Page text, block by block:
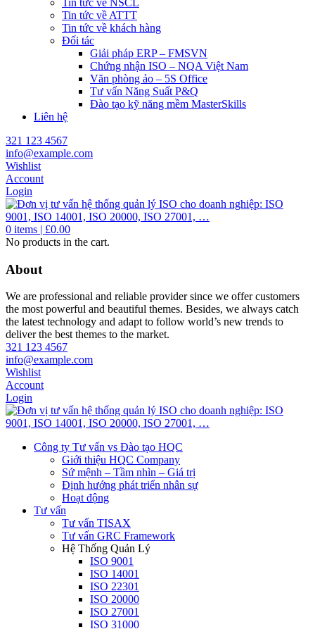
Tin tức về NSCL
Tin tức về ATTT
Tin tức về khách hàng
Đối tác
Giải pháp ERP – FMSVN
Chứng nhận ISO – NQA Việt Nam
Văn phòng ảo – 5S Office
Tư vấn Năng Suất P&Q
Đào tạo kỹ năng mềm MasterSkills
Liên hệ
321 123 4567
info@example.com
Wishlist
Account
Login
0 items | £0.00
No products in the cart.
About
We are professional and reliable provider since we offer customers
the most powerful and beautiful themes. Besides, we always catch
the latest technology and adapt to follow world’s new trends to
deliver the best themes to the market.
321 123 4567
info@example.com
Wishlist
Account
Login
Công ty Tư vấn vs Đào tạo HQC
Giới thiệu HQC Company
Sứ mệnh – Tầm nhìn – Giá trị
Định hướng phát triển nhân sự
Hoạt động
Tư vấn
Tư vấn TISAX
Tư vấn GRC Framework
Hệ Thống Quản Lý
ISO 9001
ISO 14001
ISO 22301
ISO 20000
ISO 27001
ISO 31000